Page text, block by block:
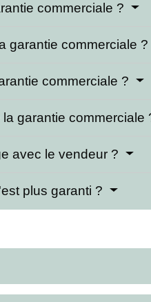
commerciale ?
garantie commerciale ?
commerciale ?
garantie commerciale
avec le vendeur ?
plus garanti ?